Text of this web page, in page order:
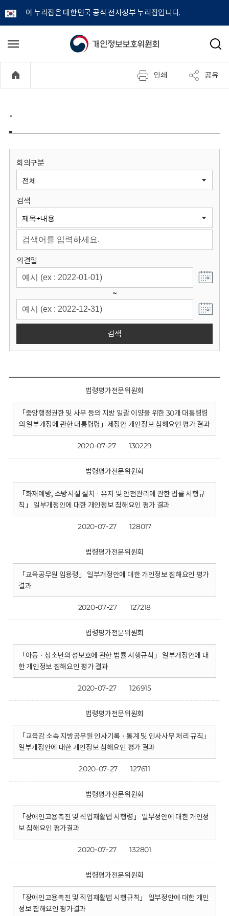
이 누리집은 대한민국 공식 전자정부 누리집입니다.
개
정
보
원
회
메
기
검
인쇄 공유
-
회의구분
검색
의결일
~
검색
법령평가전문위원회
「중앙행정권한 및 사무 등의 지방 일괄 이양을 위한 30개 대통령령
의 일부개정에 관한 대통령령」제정안 개인정보 침해요인 평가 결과
2020-07-27 130229
법령평가전문위원회
「화재예방, 소방시설 설치 · 유지 및 안전관리에 관한 법률 시행규
칙」 일부개정안에 대한 개인정보 침해요인 평가 결과
2020-07-27 128017
법령평가전문위원회
「교육공무원 임용령」 일부개정안에 대한 개인정보 침해요인 평가
결과
2020-07-27 127218
법령평가전문위원회
「아동 · 청소년의 성보호에 관한 법률 시행규칙」 일부개정안에 대
한 개인정보 침해요인 평가 결과
2020-07-27 126915
법령평가전문위원회
「교육감 소속 지방공무원 인사기록 · 통계 및 인사사무 처리 규칙」
일부개정안에 대한 개인정보 침해요인 평가 결과
2020-07-27 127611
법령평가전문위원회
「장애인고용촉진 및 직업재활법 시행령」 일부정안에 대한 개인정
보 침해요인 평가결과
2020-07-27 132801
법령평가전문위원회
「장애인고용촉진 및 직업재활법 시행규칙」 일부정안에 대한 개인
정보 침해요인 평가결과